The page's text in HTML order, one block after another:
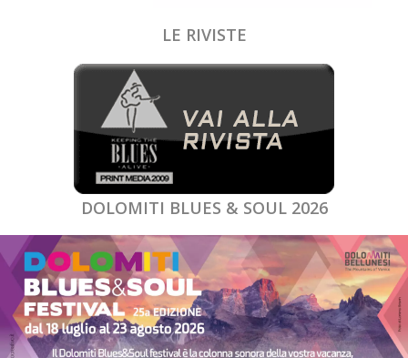
LE RIVISTE
DOLOMITI BLUES & SOUL 2026